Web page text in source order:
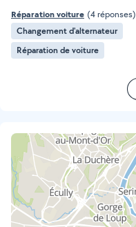
Réparation voiture (4 réponses)
Changement d'alternateur
Réparation de voiture